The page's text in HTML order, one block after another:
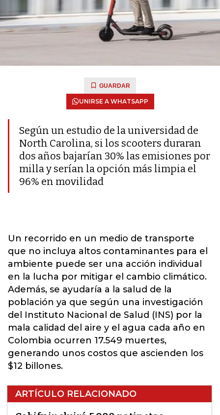
GUARDAR
UNIRSE A WHATSAPP
Según un estudio de la universidad de
North Carolina, si los scooters duraran
dos años bajarían 30% las emisiones por
milla y serían la opción más limpia el
96% en movilidad
Un recorrido en un medio de transporte
que no incluya altos contaminantes para el
ambiente puede ser una acción individual
en la lucha por mitigar el cambio climático.
Además, se ayudaría a la salud de la
población ya que según una investigación
del Instituto Nacional de Salud (INS) por la
mala calidad del aire y el agua cada año en
Colombia ocurren 17.549 muertes,
generando unos costos que ascienden los
$12 billones.
ARTÍCULO RELACIONADO